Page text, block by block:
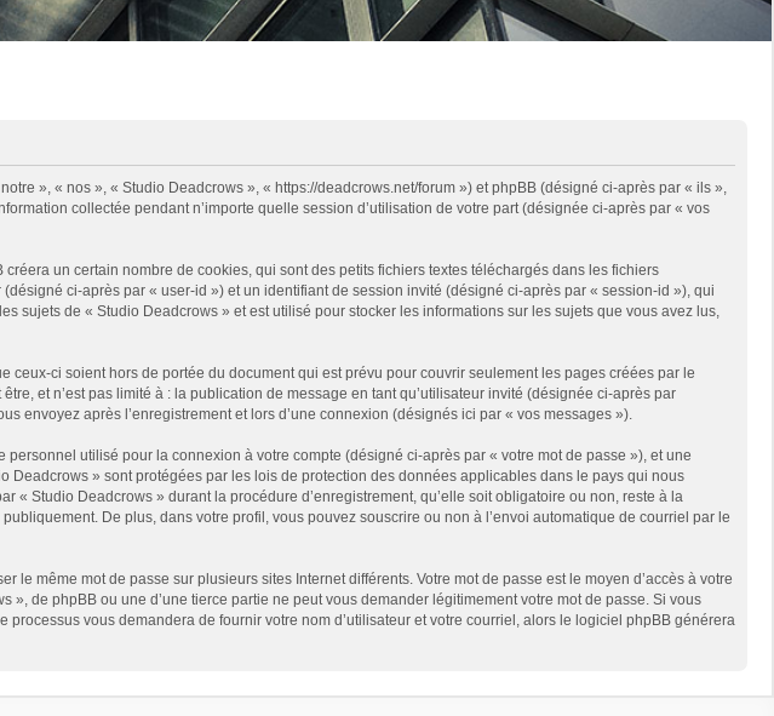
», « nos », « Studio Deadcrows », « https://deadcrows.net/forum ») et phpBB (désigné ci-après par « ils »,
collectée pendant n’importe quelle session d’utilisation de votre part (désignée ci-après par « vos
un certain nombre de cookies, qui sont des petits fichiers textes téléchargés dans les fichiers
ci-après par « user-id ») et un identifiant de session invité (désigné ci-après par « session-id »), qui
de « Studio Deadcrows » et est utilisé pour stocker les informations sur les sujets que vous avez lus,
ci soient hors de portée du document qui est prévu pour couvrir seulement les pages créées par le
et n’est pas limité à : la publication de message en tant qu’utilisateur invité (désignée ci-après par
envoyez après l’enregistrement et lors d’une connexion (désignés ici par « vos messages »).
utilisé pour la connexion à votre compte (désigné ci-après par « votre mot de passe »), et une
» sont protégées par les lois de protection des données applicables dans le pays qui nous
« Studio Deadcrows » durant la procédure d’enregistrement, qu’elle soit obligatoire ou non, reste à la
De plus, dans votre profil, vous pouvez souscrire ou non à l’envoi automatique de courriel par le
même mot de passe sur plusieurs sites Internet différents. Votre mot de passe est le moyen d’accès à votre
de phpBB ou une d’une tierce partie ne peut vous demander légitimement votre mot de passe. Si vous
vous demandera de fournir votre nom d’utilisateur et votre courriel, alors le logiciel phpBB générera